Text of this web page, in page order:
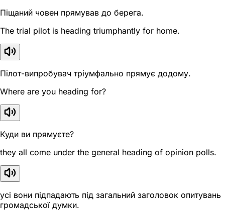
Піщаний човен прямував до берега.
The trial pilot is heading triumphantly for home.
Пілот-випробувач тріумфально прямує додому.
Where are you heading for?
Куди ви прямуєте?
they all come under the general heading of opinion polls.
усі вони підпадають під загальний заголовок опитувань
громадської думки.